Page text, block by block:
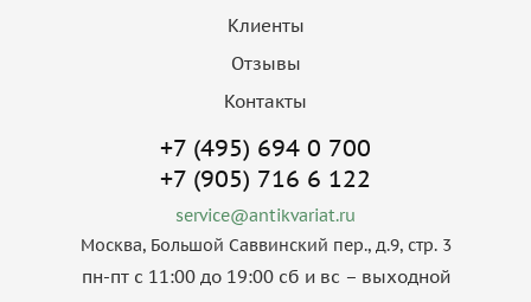
Клиенты
Отзывы
Контакты
+7 (495) 694 0 700
+7 (905) 716 6 122
service@antikvariat.ru
Москва, Большой Саввинский пер., д.9, стр. 3
пн-пт с 11:00 до 19:00 сб и вс – выходной